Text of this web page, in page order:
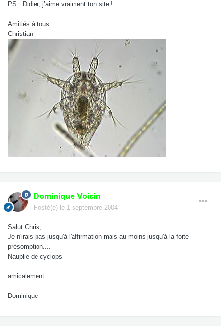
PS : Didier, j’aime vraiment ton site !
Amitiés à tous
Christian
Dominique Voisin
Posté(e) le 1 septembre 2004
Salut Chris,
Je n'irais pas jusqu'à l'affirmation mais au moins jusqu'à la forte
présomption....
Nauplie de cyclops
amicalement
Dominique